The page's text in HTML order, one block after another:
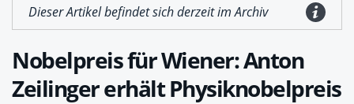
Dieser Artikel befindet sich derzeit im Archiv
Nobelpreis für Wiener: Anton
Zeilinger erhält Physiknobelpreis